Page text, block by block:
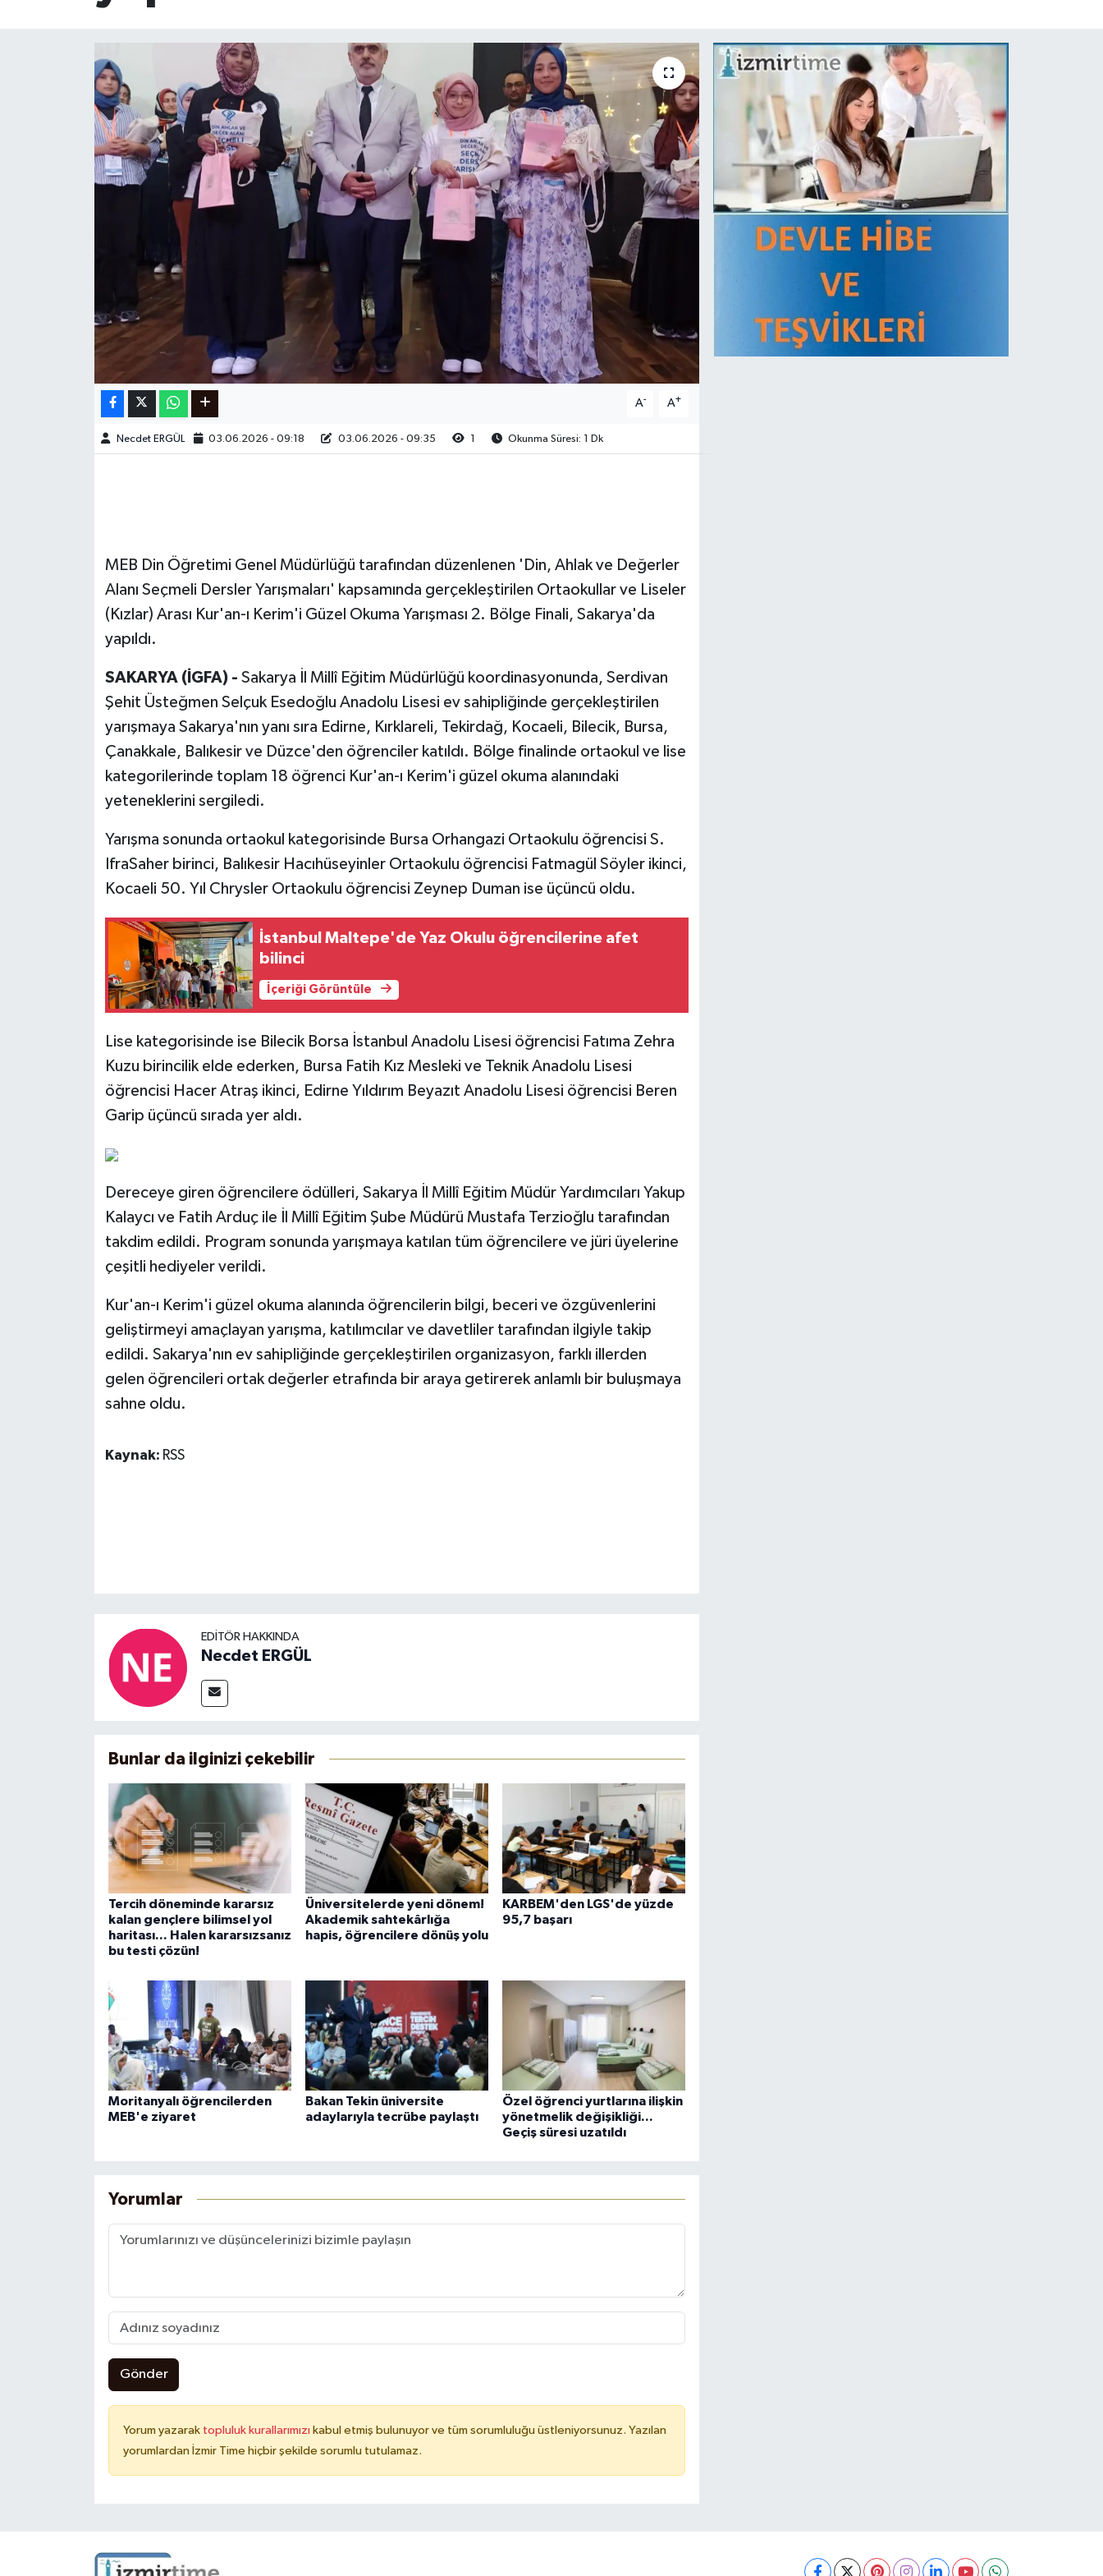
A- A+
Necdet ERGÜL 03.06.2026 - 09:18 03.06.2026 - 09:35 1 Okunma Süresi: 1 Dk
MEB Din Öğretimi Genel Müdürlüğü tarafından düzenlenen 'Din, Ahlak ve Değerler
Alanı Seçmeli Dersler Yarışmaları' kapsamında gerçekleştirilen Ortaokullar ve Liseler
(Kızlar) Arası Kur'an-ı Kerim'i Güzel Okuma Yarışması 2. Bölge Finali, Sakarya'da
yapıldı.
SAKARYA (İGFA) - Sakarya İl Millî Eğitim Müdürlüğü koordinasyonunda, Serdivan
Şehit Üsteğmen Selçuk Esedoğlu Anadolu Lisesi ev sahipliğinde gerçekleştirilen
yarışmaya Sakarya'nın yanı sıra Edirne, Kırklareli, Tekirdağ, Kocaeli, Bilecik, Bursa,
Çanakkale, Balıkesir ve Düzce'den öğrenciler katıldı. Bölge finalinde ortaokul ve lise
kategorilerinde toplam 18 öğrenci Kur'an-ı Kerim'i güzel okuma alanındaki
yeteneklerini sergiledi.
Yarışma sonunda ortaokul kategorisinde Bursa Orhangazi Ortaokulu öğrencisi S.
IfraSaher birinci, Balıkesir Hacıhüseyinler Ortaokulu öğrencisi Fatmagül Söyler ikinci,
Kocaeli 50. Yıl Chrysler Ortaokulu öğrencisi Zeynep Duman ise üçüncü oldu.
İstanbul Maltepe'de Yaz Okulu öğrencilerine afet
bilinci
İçeriği Görüntüle
Lise kategorisinde ise Bilecik Borsa İstanbul Anadolu Lisesi öğrencisi Fatıma Zehra
Kuzu birincilik elde ederken, Bursa Fatih Kız Mesleki ve Teknik Anadolu Lisesi
öğrencisi Hacer Atraş ikinci, Edirne Yıldırım Beyazıt Anadolu Lisesi öğrencisi Beren
Garip üçüncü sırada yer aldı.
Dereceye giren öğrencilere ödülleri, Sakarya İl Millî Eğitim Müdür Yardımcıları Yakup
Kalaycı ve Fatih Arduç ile İl Millî Eğitim Şube Müdürü Mustafa Terzioğlu tarafından
takdim edildi. Program sonunda yarışmaya katılan tüm öğrencilere ve jüri üyelerine
çeşitli hediyeler verildi.
Kur'an-ı Kerim'i güzel okuma alanında öğrencilerin bilgi, beceri ve özgüvenlerini
geliştirmeyi amaçlayan yarışma, katılımcılar ve davetliler tarafından ilgiyle takip
edildi. Sakarya'nın ev sahipliğinde gerçekleştirilen organizasyon, farklı illerden
gelen öğrencileri ortak değerler etrafında bir araya getirerek anlamlı bir buluşmaya
sahne oldu.
Kaynak: RSS
EDITÖR HAKKINDA
Necdet ERGÜL
Bunlar da ilginizi çekebilir
Tercih döneminde kararsız
kalan gençlere bilimsel yol
haritası... Halen kararsızsanız
bu testi çözün!
Üniversitelerde yeni dönem!
Akademik sahtekârlığa
hapis, öğrencilere dönüş yolu
KARBEM'den LGS'de yüzde
95,7 başarı
Moritanyalı öğrencilerden
MEB'e ziyaret
Bakan Tekin üniversite
adaylarıyla tecrübe paylaştı
Özel öğrenci yurtlarına ilişkin
yönetmelik değişikliği...
Geçiş süresi uzatıldı
Yorumlar
Gönder
Yorum yazarak topluluk kurallarımızı kabul etmiş bulunuyor ve tüm sorumluluğu üstleniyorsunuz. Yazılan
yorumlardan İzmir Time hiçbir şekilde sorumlu tutulamaz.
İletişim